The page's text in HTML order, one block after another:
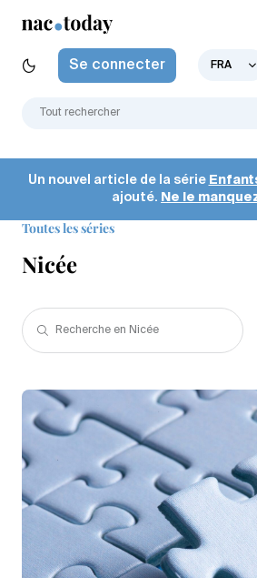
Se connecter FRA
Un nouvel article de la série
ajouté. Ne le
Toutes les séries
Nicée